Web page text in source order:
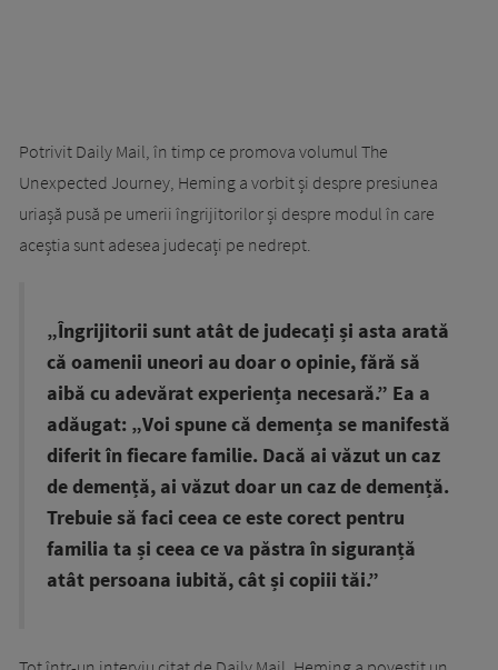
Potrivit Daily Mail, în timp ce promova volumul The
Unexpected Journey, Heming a vorbit și despre presiunea
uriașă pusă pe umerii îngrijitorilor și despre modul în care
aceștia sunt adesea judecați pe nedrept.
„Îngrijitorii sunt atât de judecați și asta arată
că oamenii uneori au doar o opinie, fără să
aibă cu adevărat experiența necesară.” Ea a
adăugat: „Voi spune că demența se manifestă
diferit în fiecare familie. Dacă ai văzut un caz
de demență, ai văzut doar un caz de demență.
Trebuie să faci ceea ce este corect pentru
familia ta și ceea ce va păstra în siguranță
atât persoana iubită, cât și copiii tăi.”